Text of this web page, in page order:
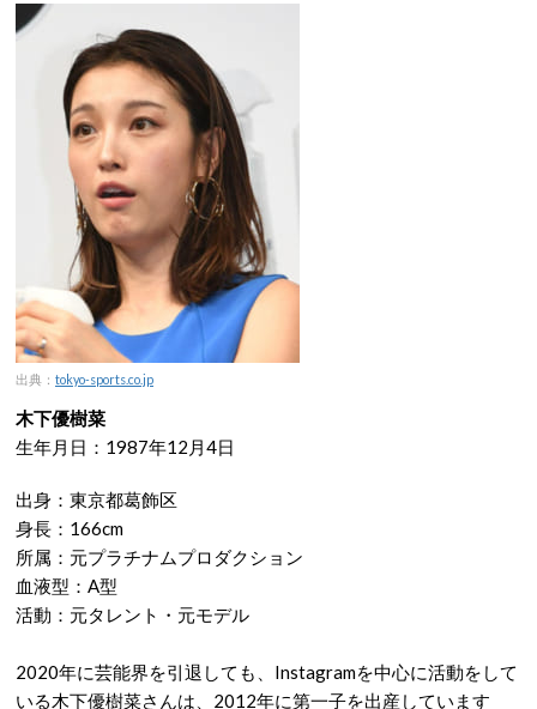
出典： tokyo-sports.co.jp
木下優樹菜
生年月日：1987年12月4日
出身：東京都葛飾区
身長：166cm
所属：元プラチナムプロダクション
血液型：A型
活動：元タレント・元モデル
2020年に芸能界を引退しても、Instagramを中心に活動をして
いる木下優樹菜さんは、2012年に第一子を出産しています